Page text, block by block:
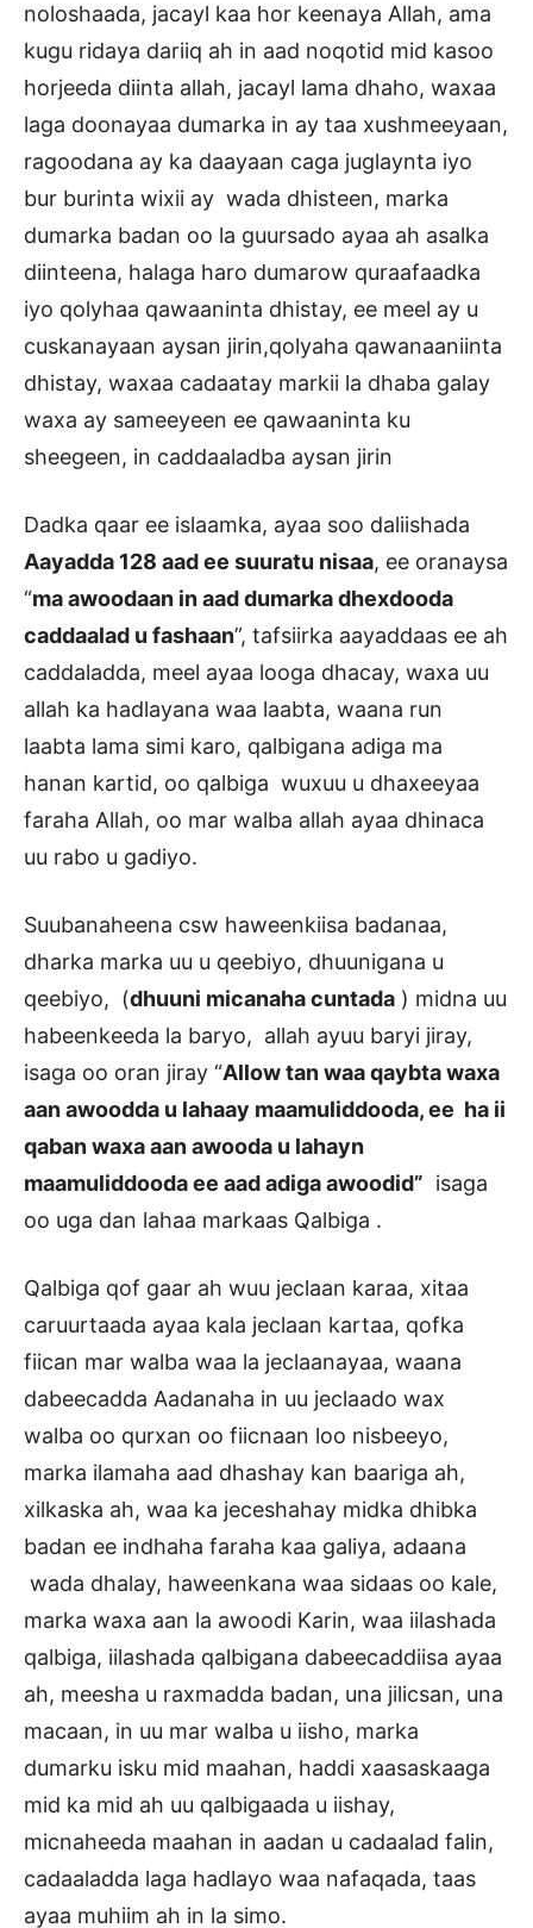
noloshaada, jacayl kaa hor keenaya Allah, ama
kugu ridaya dariiq ah in aad noqotid mid kasoo
horjeeda diinta allah, jacayl lama dhaho, waxaa
laga doonayaa dumarka in ay taa xushmeeyaan,
ragoodana ay ka daayaan caga juglaynta iyo
bur burinta wixii ay wada dhisteen, marka
dumarka badan oo la guursado ayaa ah asalka
diinteena, halaga haro dumarow quraafaadka
iyo qolyhaa qawaaninta dhistay, ee meel ay u
cuskanayaan aysan jirin,qolyaha qawanaaniinta
dhistay, waxaa cadaatay markii la dhaba galay
waxa ay sameeyeen ee qawaaninta ku
sheegeen, in caddaaladba aysan jirin
Dadka qaar ee islaamka, ayaa soo daliishada
Aayadda 128 aad ee suuratu nisaa, ee oranaysa
“ma awoodaan in aad dumarka dhexdooda
caddaalad u fashaan”, tafsiirka aayaddaas ee ah
caddaladda, meel ayaa looga dhacay, waxa uu
allah ka hadlayana waa laabta, waana run
laabta lama simi karo, qalbigana adiga ma
hanan kartid, oo qalbiga wuxuu u dhaxeeyaa
faraha Allah, oo mar walba allah ayaa dhinaca
uu rabo u gadiyo.
Suubanaheena csw haweenkiisa badanaa,
dharka marka uu u qeebiyo, dhuunigana u
qeebiyo, (dhuuni micanaha cuntada ) midna uu
habeenkeeda la baryo, allah ayuu baryi jiray,
isaga oo oran jiray “Allow tan waa qaybta waxa
aan awoodda u lahaay maamuliddooda, ee ha ii
qaban waxa aan awooda u lahayn
maamuliddooda ee aad adiga awoodid” isaga
oo uga dan lahaa markaas Qalbiga .
Qalbiga qof gaar ah wuu jeclaan karaa, xitaa
caruurtaada ayaa kala jeclaan kartaa, qofka
fiican mar walba waa la jeclaanayaa, waana
dabeecadda Aadanaha in uu jeclaado wax
walba oo qurxan oo fiicnaan loo nisbeeyo,
marka ilamaha aad dhashay kan baariga ah,
xilkaska ah, waa ka jeceshahay midka dhibka
badan ee indhaha faraha kaa galiya, adaana
wada dhalay, haweenkana waa sidaas oo kale,
marka waxa aan la awoodi Karin, waa iilashada
qalbiga, iilashada qalbigana dabeecaddiisa ayaa
ah, meesha u raxmadda badan, una jilicsan, una
macaan, in uu mar walba u iisho, marka
dumarku isku mid maahan, haddi xaasaskaaga
mid ka mid ah uu qalbigaada u iishay,
micnaheeda maahan in aadan u cadaalad falin,
cadaaladda laga hadlayo waa nafaqada, taas
ayaa muhiim ah in la simo.